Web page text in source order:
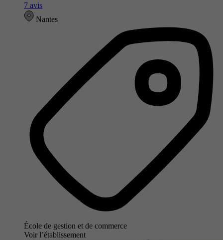
7 avis
Nantes
École de gestion et de commerce
Voir l’établissement